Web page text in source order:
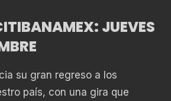
JUEVES
su gran regreso a los
país, con una gira que